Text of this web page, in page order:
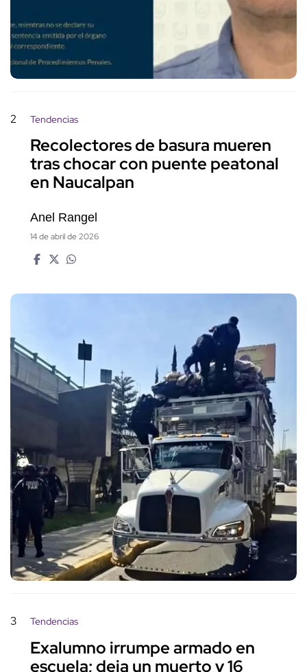
2 Tendencias
Recolectores de basura mueren
tras chocar con puente peatonal
en Naucalpan
Anel Rangel
14 de abril de 2026
3 Tendencias
Exalumno irrumpe armado en
escuela; deja un muerto y 16